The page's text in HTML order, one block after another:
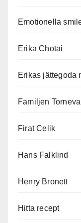
Emotionella
Erika Chotai
Erikas jättegoda
Familjen Tornevall
Firat Celik
Hans Falklind
Henry Bronett
Hitta recept